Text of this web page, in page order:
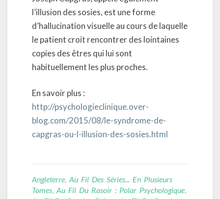
l’illusion des sosies, est une forme
d’hallucination visuelle au cours de laquelle
le patient croit rencontrer des lointaines
copies des êtres qui lui sont
habituellement les plus proches.
En savoir plus :
http://psychologieclinique.over-
blog.com/2015/08/le-syndrome-de-
capgras-ou-l-illusion-des-sosies.html
Angleterre Au Fil Des Séries... En Plusieurs
Tomes Au Fil Du Rasoir : Polar Psychologique